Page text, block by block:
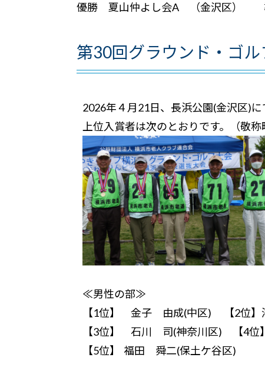
優勝 夏山仲よし会A （金沢区）
第30回グラウンド・ゴル
2026年４月21日、長浜公園(金沢区)
上位入賞者は次のとおりです。（敬称
≪男性の部
【1位】 金子 由成(中区) 【2
【3位】 石川 司(神奈川区) 【4
【5位】 福田 舜二(保土